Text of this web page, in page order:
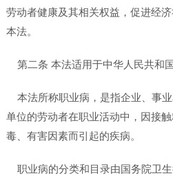
劳动者健康及其相关权益，促进经
本法。
第二条 本法适用于中华人民共和
本法所称职业病，是指企业、事
单位的劳动者在职业活动中，因接
毒、有害因素而引起的疾病。
职业病的分类和目录由国务院卫